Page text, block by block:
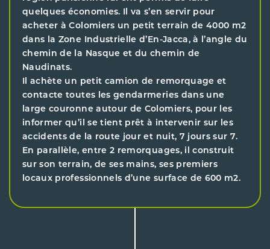
quelques économies. Il va s’en servir pour
acheter à Colomiers un petit terrain de 4000 m2
dans la Zone Industrielle d’En-Jacca, à l’angle du
chemin de la Nasque et du chemin de
Naudinats.
Il achète un petit camion de remorquage et
contacte toutes les gendarmeries dans une
large couronne autour de Colomiers, pour les
informer qu’il se tient prêt à intervenir sur les
accidents de la route jour et nuit, 7 jours sur 7.
En parallèle, entre 2 remorquages, il construit
sur son terrain, de ses mains, ses premiers
locaux professionnels d’une surface de 600 m2.